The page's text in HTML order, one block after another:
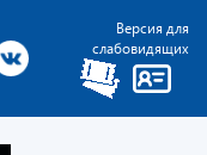
Версия для
слабовидящих